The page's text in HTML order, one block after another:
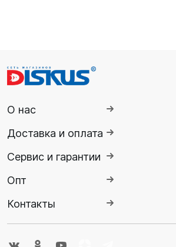
О нас
Доставка и оплата
Сервис и гарантии
Опт
Контакты